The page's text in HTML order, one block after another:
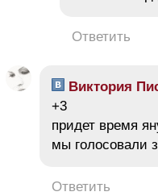
Ответить
Виктория
+3
придет время
мы голосовали
Ответить